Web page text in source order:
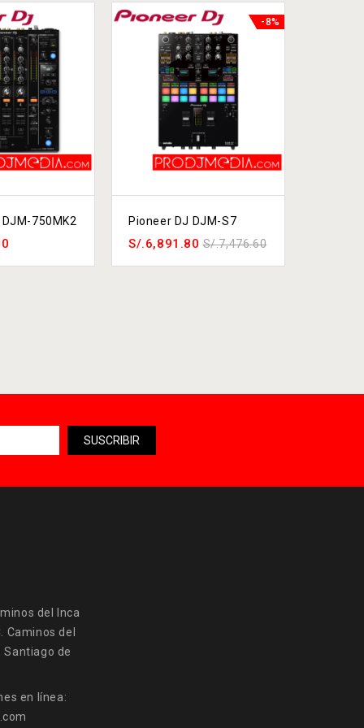
750MK2
-8%
Pioneer DJ DJM-S7
S/.7,476.60
S/.6,891.80
del Inca
Caminos del
Santiago de
en línea: